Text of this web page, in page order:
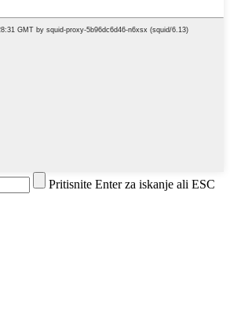
Pritisnite Enter za iskanje ali ESC